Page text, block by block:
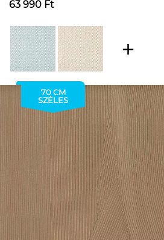
63 990 Ft
70 CM
SZÉLES